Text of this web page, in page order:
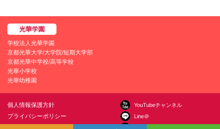
学校法人光華学園
京都光華大学/大学院/短期大学部
京都光華中学校/高等学校
光華小学校
光華幼稚園
個人情報保護方針
プライバシーポリシー
YouTubeチャンネル
Line＠